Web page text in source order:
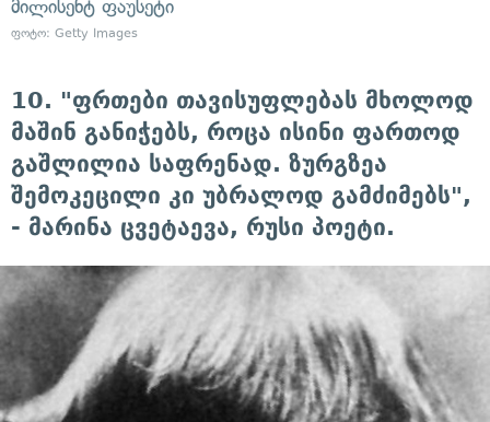
მილისენტ ფაუსეტი
ფოტო: Getty Images
10. "ფრთები თავისუფლებას მხოლოდ
მაშინ განიჭებს, როცა ისინი ფართოდ
გაშლილია საფრენად. ზურგზეა
შემოკეცილი კი უბრალოდ გამძიმებს",
- მარინა ცვეტაევა, რუსი პოეტი.